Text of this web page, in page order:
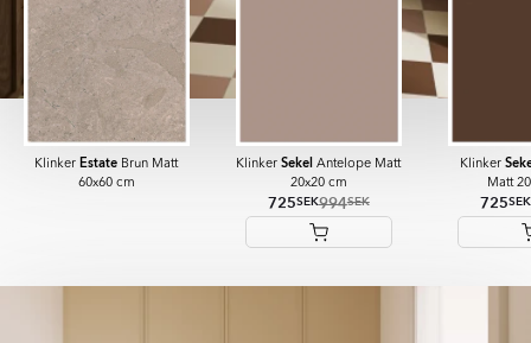
Klinker Estate Brun Matt
60x60 cm
KlinkerSekel Antelope Matt
20x20 cm
725SEK994SEK
Klinker
Matt
725SEK